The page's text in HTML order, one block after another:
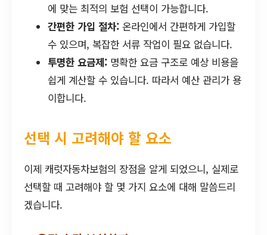
에 맞는 최적의 보험 선택이 가능합니다.
간편한 가입 절차: 온라인에서 간편하게 가입할
수 있으며, 복잡한 서류 작업이 필요 없습니다.
투명한 요금제: 명확한 요금 구조로 예상 비용을
쉽게 계산할 수 있습니다. 따라서 예산 관리가 용
이합니다.
선택 시 고려해야 할 요소
이제 캐럿자동차보험의 장점을 알게 되었으니, 실제로
선택할 때 고려해야 할 몇 가지 요소에 대해 말씀드리
겠습니다.